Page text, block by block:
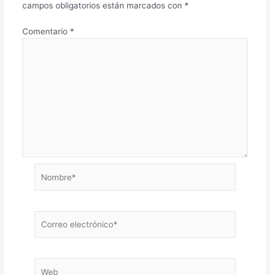
campos obligatorios están marcados con *
Comentario *
electrónico*